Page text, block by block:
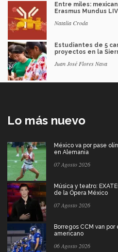
Entre miles:
Erasmus Mundus
Natalia Croda
Estudiantes de 5
proyectos en la
Juan José Flores Nava
Lo más nuevo
México va por pase
en Alemania
07 Agosto 2026
Música y teatro:
de la Ópera México
07 Agosto 2026
Borregos CCM van
americano
06 Agosto 2026